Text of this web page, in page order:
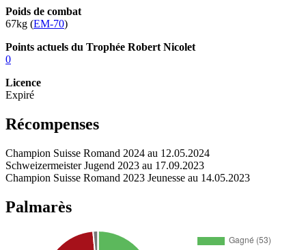
Poids de combat
67kg (EM-70)
Points actuels du Trophée Robert Nicolet
0
Licence
Expiré
Récompenses
Champion Suisse Romand 2024 au 12.05.2024
Schweizermeister Jugend 2023 au 17.09.2023
Champion Suisse Romand 2023 Jeunesse au 14.05.2023
Palmarès